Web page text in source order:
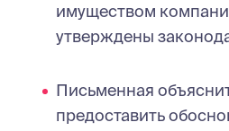
имуществом
утверждены
Письменная
предоставить